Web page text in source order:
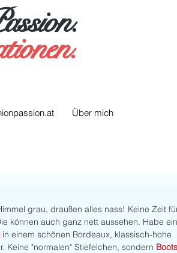
Über mich
grau, draußen alles nass! Keine Zeit
können auch ganz nett aussehen. Habe ein
in einem schönen Bordeaux, klassisch-hohe
Keine "normalen" Stiefelchen, sondern